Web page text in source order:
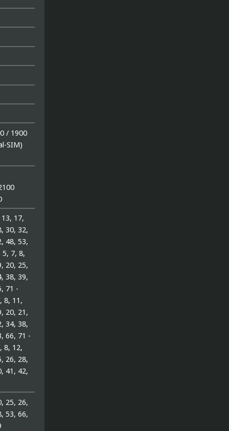
/ 1900
SIM)
17,
30, 32,
48, 53,
5, 7, 8,
20, 25,
38, 39,
71 -
8, 11,
20, 21,
34, 38,
66, 71 -
8, 12,
26, 28,
41, 42,
25, 26,
53, 66,